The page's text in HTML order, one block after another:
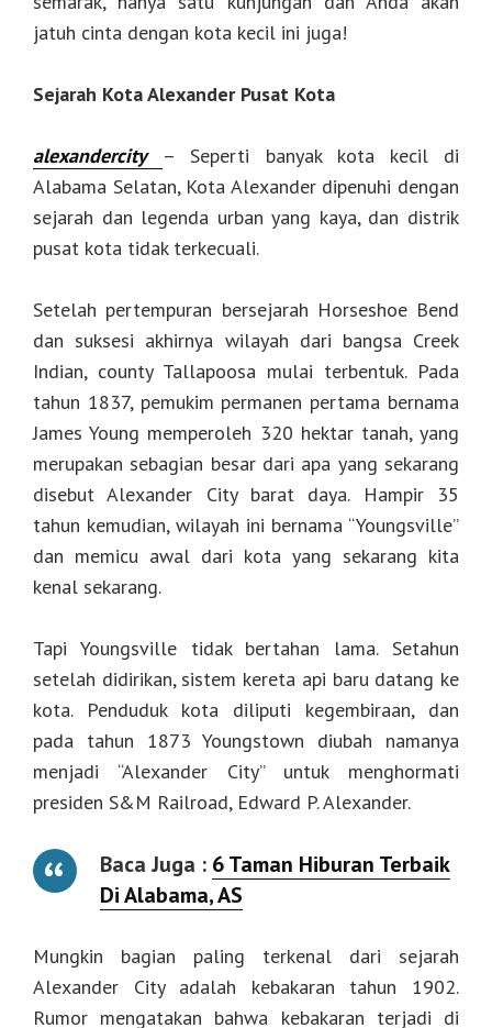
jatuh cinta dengan kota kecil ini juga!
Sejarah Kota Alexander Pusat Kota
alexandercity
– Seperti banyak kota kecil di
Alabama Selatan, Kota Alexander dipenuhi dengan
sejarah dan legenda urban yang kaya, dan distrik
pusat kota tidak terkecuali.
Setelah pertempuran bersejarah Horseshoe Bend
dan suksesi akhirnya wilayah dari bangsa Creek
Indian, county Tallapoosa mulai terbentuk. Pada
tahun 1837, pemukim permanen pertama bernama
James Young memperoleh 320 hektar tanah, yang
merupakan sebagian besar dari apa yang sekarang
disebut Alexander City barat daya. Hampir 35
tahun kemudian, wilayah ini bernama “Youngsville”
dan memicu awal dari kota yang sekarang kita
kenal sekarang.
Tapi Youngsville tidak bertahan lama. Setahun
setelah didirikan, sistem kereta api baru datang ke
kota. Penduduk kota diliputi kegembiraan, dan
pada tahun 1873 Youngstown diubah namanya
menjadi “Alexander City” untuk menghormati
presiden S&M Railroad, Edward P. Alexander.
Baca Juga : 6 Taman Hiburan Terbaik
Di Alabama, AS
Mungkin bagian paling terkenal dari sejarah
Alexander City adalah kebakaran tahun 1902.
Rumor mengatakan bahwa kebakaran terjadi di